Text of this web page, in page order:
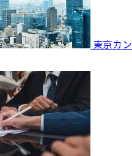
東京カン